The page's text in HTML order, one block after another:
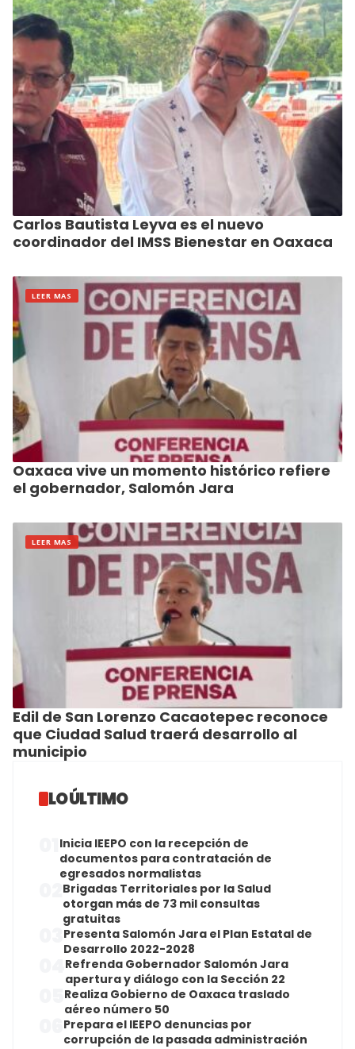
Carlos Bautista Leyva es el nuevo
coordinador del IMSS Bienestar en Oaxaca
LEER MAS
Oaxaca vive un momento histórico refiere
el gobernador, Salomón Jara
LEER MAS
Edil de San Lorenzo Cacaotepec reconoce
que Ciudad Salud traerá desarrollo al
municipio
LO ÚLTIMO
Inicia IEEPO con la recepción de
documentos para contratación de
egresados normalistas
Brigadas Territoriales por la Salud
otorgan más de 73 mil consultas
gratuitas
Presenta Salomón Jara el Plan Estatal de
Desarrollo 2022-2028
Refrenda Gobernador Salomón Jara
apertura y diálogo con la Sección 22
Realiza Gobierno de Oaxaca traslado
aéreo número 50
Prepara el IEEPO denuncias por
corrupción de la pasada administración